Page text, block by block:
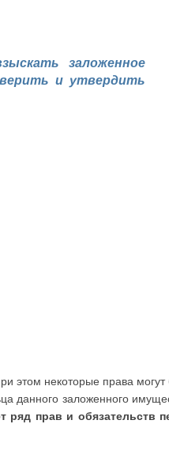
заложенное
и утвердить
этом некоторые права могут
данного заложенного
ряд прав и обязательств